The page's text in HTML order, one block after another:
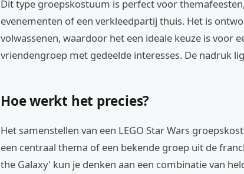
Dit type groepskostuum is perfect voor
evenementen of een verkleedpartij thuis. Het is
volwassenen, waardoor het een ideale keuze is voor
vriendengroep met gedeelde interesses. De nadruk
Hoe werkt het precies?
Het samenstellen van een LEGO Star Wars
een centraal thema of een bekende groep uit de
the Galaxy' kun je denken aan een combinatie van